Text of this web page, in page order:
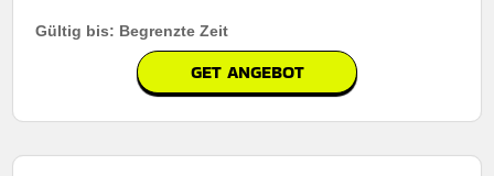
Gültig bis: Begrenzte Zeit
GET ANGEBOT